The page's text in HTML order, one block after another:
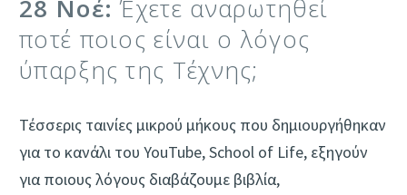
28 Νοέ:Έχετε αναρωτηθεί
ποτέ ποιος είναι ο λόγος
ύπαρξης της Τέχνης;
Τέσσερις ταινίες μικρού μήκους που δημιουργήθηκαν
για το κανάλι του YouTube, School of Life, εξηγούν
για ποιους λόγους διαβάζουμε βιβλία,